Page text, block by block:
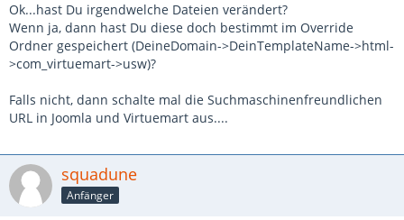
Ok...hast Du irgendwelche Dateien verändert?
Wenn ja, dann hast Du diese doch bestimmt im Override
Ordner gespeichert (DeineDomain->DeinTemplateName->html-
>com_virtuemart->usw)?
Falls nicht, dann schalte mal die Suchmaschinenfreundlichen
URL in Joomla und Virtuemart aus....
squadune
Anfänger